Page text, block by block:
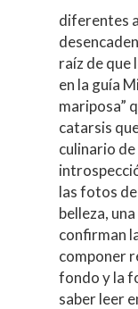
diferentes
raíz de que
en la guía
mariposa”
catarsis
culinario
las fotos
belleza,
confirman
componer
fondo y la
saber leer